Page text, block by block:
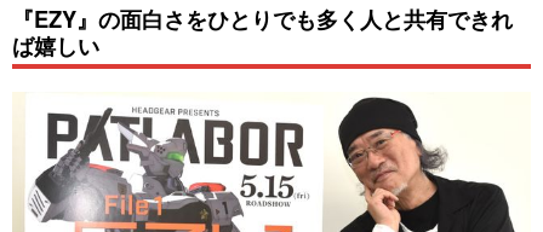
『EZY』の面白さをひとりでも多く人と共有できれ
ば嬉しい